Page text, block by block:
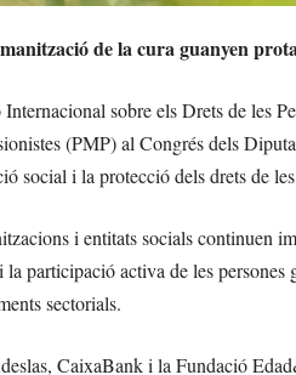
de la cura guanyen
sobre els Drets de les
(PMP) al Congrés dels
social i la protecció dels drets de
i entitats socials continuen
participació activa de les persones
sectorials.
CaixaBank i la Fundació